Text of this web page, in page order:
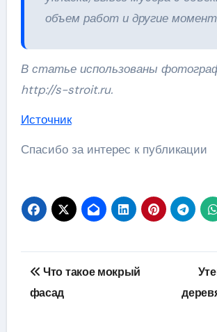
объем работ и другие
В статье использованы
http://s-stroit.ru.
Источник
Спасибо за интерес к публикации
Навигация
по
Что такое мокрый
фасад